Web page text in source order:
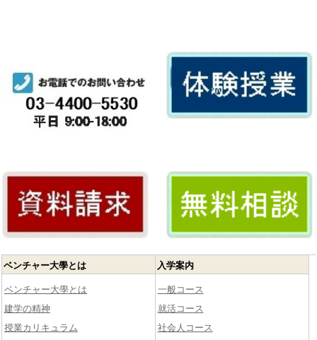
ベンチャー大學とは
ベンチャー大學とは
建学の精神
授業カリキュラム
入学案内
一般コース
就活コース
社会人コース